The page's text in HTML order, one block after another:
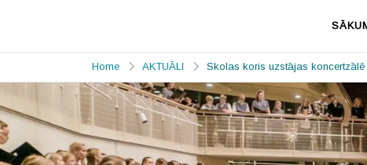
MŪZIKAS un
MĀKSLAS
SKOLA
Home AKTUĀLI Skolas koris uzstājas koncertzālē